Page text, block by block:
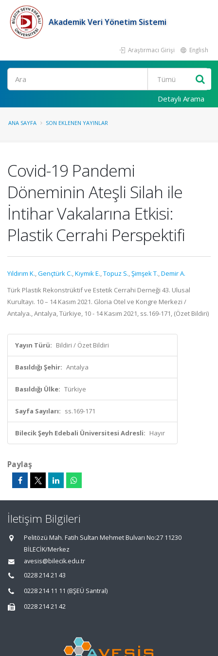
Akademik Veri Yönetim Sistemi
Araştırmacı Girişi English
Ara
Detaylı Arama
ANA SAYFA SON EKLENEN YAYINLAR
Covid-19 Pandemi
Döneminin Ateşli Silah ile
İntihar Vakalarına Etkisi:
Plastik Cerrahi Perspektifi
Yıldırım K.,Gençtürk C.,Kıymık E.,Topuz S.,Şimşek T.,Demir A.
Türk Plastik Rekonstrüktif ve Estetik Cerrahi Derneği 43. Ulusal
Kurultayı. 10 – 14 Kasım 2021. Gloria Otel ve Kongre Merkezi /
Antalya., Antalya, Türkiye, 10 - 14 Kasım 2021, ss.169-171, (Özet Bildiri)
Yayın Türü: Bildiri / Özet Bildiri
Basıldığı Şehir: Antalya
Basıldığı Ülke: Türkiye
Sayfa Sayıları: ss.169-171
Bilecik Şeyh Edebali Üniversitesi Adresli: Hayır
Paylaş
İletişim Bilgileri
Pelitözü Mah. Fatih Sultan Mehmet Bulvarı No:27 11230
BİLECİK/Merkez
avesis@bilecik.edu.tr
0228 214 21 43
0228 214 11 11 (BŞEÜ Santral)
0228 214 21 42